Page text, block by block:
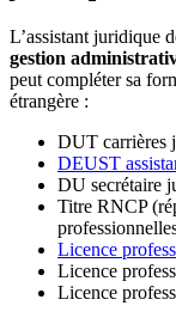
L’assistant juridique
gestion
peut compléter sa
étrangère :
DUT carrières
DEUST
DU secrétaire
Titre RNCP
Licence
Licence
Licence